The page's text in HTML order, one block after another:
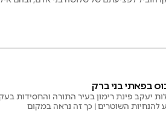
בפאתי בני ברק
יעקב פינת רימון בעיר התורה והחסידות
השוטרים | כך זה נראה במקום